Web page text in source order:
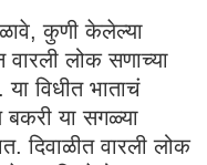
कुणी केलेल्या
वारली लोक सणाच्या
या विधीत भाताचं
या सगळ्या
दिवाळीत वारली लोक